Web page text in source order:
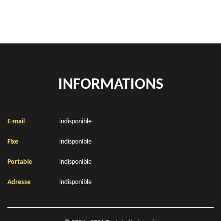
INFORMATIONS
E-mail indisponible
Fixe indisponible
Portable indisponible
Adresse indisponible